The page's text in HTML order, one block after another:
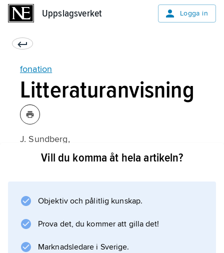
Uppslagsverket Logga in
fonation
Litteraturanvisning
J. Sundberg,
RöstläraVill du komma åt hela artikeln?
Objektiv och pålitlig kunskap.
Prova det, du kommer att gilla det!
Marknadsledare i Sverige.